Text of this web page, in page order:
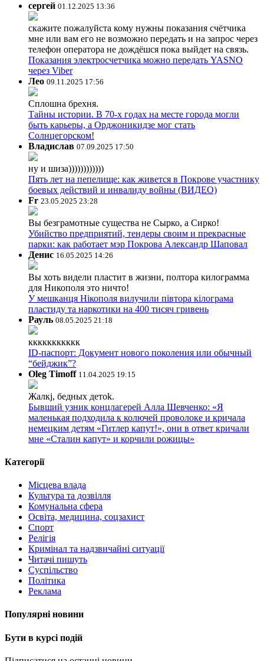
сергей 01.12.2025 13:36
скажите пожалуйста кому нужны показания счётчика
мне или вам его не возможно передать и на запрос через
телефон оператора не дождёшся пока выйдет на связь.
Показания электросчетчика можно передать YASNO
через Viber
Лео 09.11.2025 17:56
Сплошна брехня.
Тайны истории. В 70-х годах на месте города могли
быть карьеры, а Орджоникидзе мог стать
Солнцегорском!
Владислав 07.09.2025 17:50
ну и шиза))))))))))))
Пять лет на пепелище: как живется в Покрове участнику
боевых действий и инвалиду войны (ВИДЕО)
Fr 23.05.2025 23:28
Вы безграмотные существа не Сырко, а Сирко!
Убийство предприятий, тендеры своим и прекрасные
парки: как работает мэр Покрова Александр Шаповал
Денис 16.05.2025 14:26
Вы хоть видели пластит в жизни, полтора килограмма
для Никополя это ничто!
У мешканця Нікополя вилучили півтора кілограма
пластиду та наркотики на 400 тисяч гривень
Рауль 08.05.2025 21:18
ккккккккккк
ID-паспорт: Документ нового поколения или обычный
“бейджик”?
Oleg Timoff 11.04.2025 19:15
Жалкj, бедных детok.
Бывший узник концлагерей Алла Шевченко: «Я
маленькая подходила к колючей проволоке и кричала
немецким детям «Гитлер капут!», они в ответ кричали
мне «Сталин капут» и корчили рожицы»
Категорії
Місцева влада
Культура та дозвілля
Комунальна сфера
Освіта, медицина, соцзахист
Спорт
Релігія
Кримінал та надзвичайні ситуації
Читачі пишуть
Суспільство
Політика
Реклама
Популярні новини
Бути в курсі подій